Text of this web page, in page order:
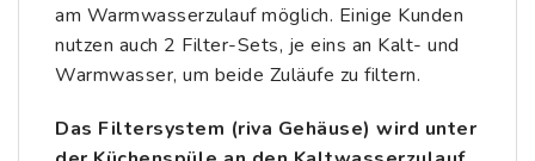
am Warmwasserzulauf möglich. Einige Kunden
nutzen auch 2 Filter-Sets, je eins an Kalt- und
Warmwasser, um beide Zuläufe zu filtern.
Das Filtersystem (riva Gehäuse) wird unter